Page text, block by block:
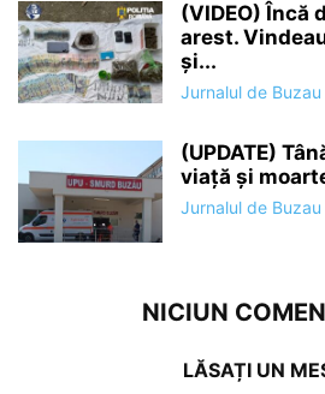
(VIDEO) Încă
arest.
și...
Jurnalul de Buzau
(UPDATE)
viață și
Jurnalul de Buzau
NICIUN
LĂSAȚI UN